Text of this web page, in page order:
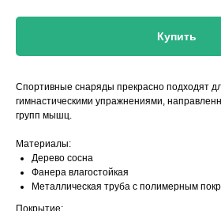
Купить
Спортивные снаряды прекрасно подходят
гимнастическими упражнениями,
групп мышц.
Материалы:
Дерево сосна
Фанера влагостойкая
Металлическая труба с полимерным
Покрытие: